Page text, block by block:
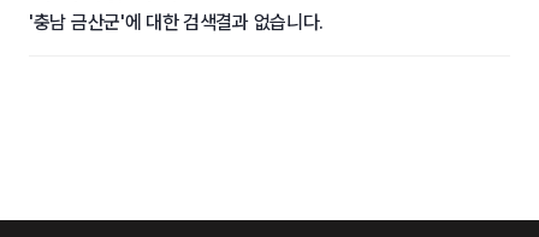
'충남 금산군'에 대한 검색결과 없습니다.